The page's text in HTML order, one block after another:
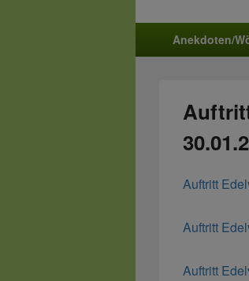
Anekdoten/
Auftritt
Auftritt
Auftritt